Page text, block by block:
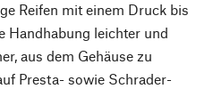
Reifen mit einem Druck bis
Handhabung leichter und
aus dem Gehäuse zu
Presta- sowie Schrader-